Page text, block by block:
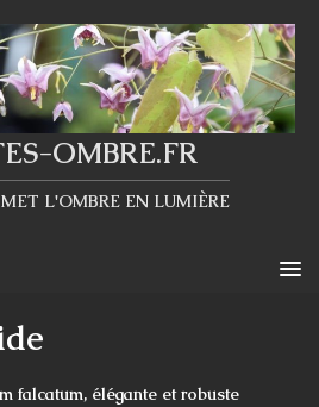
OMBRE.FR
L'OMBRE EN LUMIÈRE
falcatum, élégante et robuste